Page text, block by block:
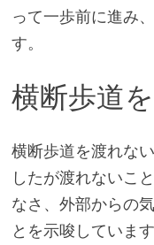
って一歩前に進み
す。
横断歩道
横断歩道を渡れな
したが渡れないこ
なさ、外部からの
とを示唆していま